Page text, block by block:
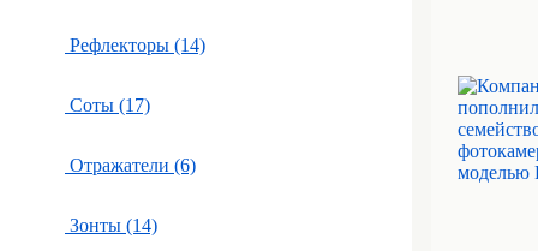
Рефлекторы (14)
Соты (17)
Отражатели (6)
Зонты (14)